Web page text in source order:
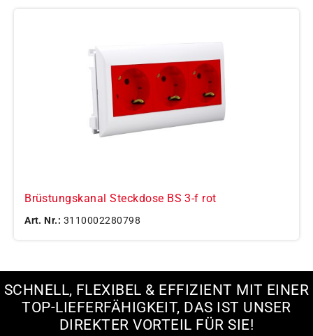
Brüstungskanal Steckdose BS 3-f rot
Art. Nr.: 3110002280798
SCHNELL, FLEXIBEL & EFFIZIENT MIT EINER
TOP-LIEFERFÄHIGKEIT, DAS IST UNSER
DIREKTER VORTEIL FÜR SIE!